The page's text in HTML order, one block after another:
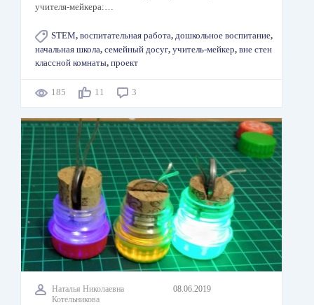
учителя-мейкера:…
STEM, воспитательная работа, дошкольное воспитание,
начальная школа, семейный досуг, учитель-мейкер, вне стен
классной комнаты, проект
185 11 3
Наталья Николаевна
Котельникова
08.06.2019